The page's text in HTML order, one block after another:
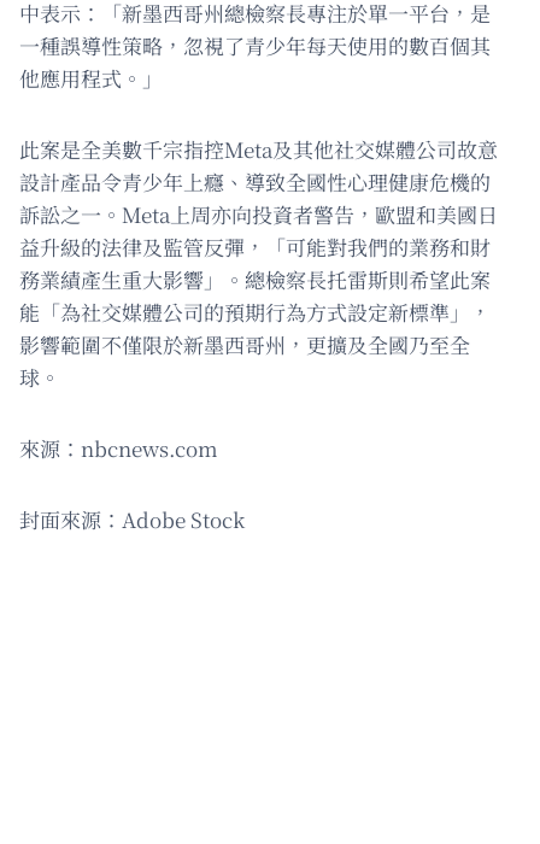
中表示：「新墨西哥州總檢察長專注於單一平台，是
一種誤導性策略，忽視了青少年每天使用的數百個其
他應用程式。」
此案是全美數千宗指控Meta及其他社交媒體公司故意
設計產品令青少年上癮、導致全國性心理健康危機的
訴訟之一。Meta上周亦向投資者警告，歐盟和美國日
益升級的法律及監管反彈，「可能對我們的業務和財
務業績產生重大影響」。總檢察長托雷斯則希望此案
能「為社交媒體公司的預期行為方式設定新標準」，
影響範圍不僅限於新墨西哥州，更擴及全國乃至全
球。
來源：nbcnews.com
封面來源：Adobe Stock